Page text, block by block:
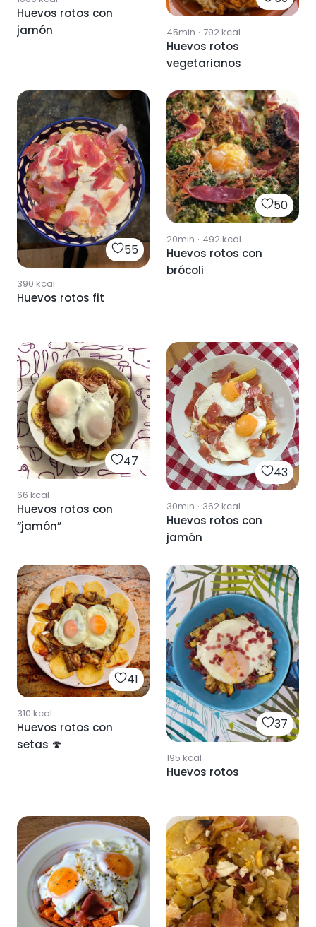
Huevos rotos con
jamón
45min · 792kcal
Huevos rotos
vegetarianos
55
390 kcal
Huevos rotos fit
50
20min · 492kcal
Huevos rotos con
brócoli
47
66 kcal
Huevos rotos con
“jamón”
43
30min · 362kcal
Huevos rotos con
jamón
41
310 kcal
Huevos rotos con
setas 🍄
37
195 kcal
Huevos rotos